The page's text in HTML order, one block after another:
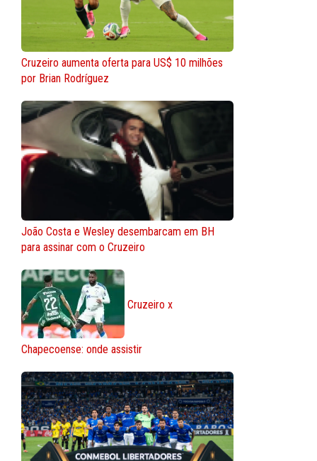
Cruzeiro aumenta oferta para US$ 10 milhões
por Brian Rodríguez
João Costa e Wesley desembarcam em BH
para assinar com o Cruzeiro
Cruzeiro x
Chapecoense: onde assistir